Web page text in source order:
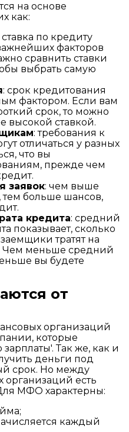
на основе
как:
ставка по кредиту
факторов
сравнить ставки
выбрать самую
: срок кредитования
фактором. Если вам
срок, то можно
высокой ставкой.
: требования к
отличаться у разных
что вы
прежде чем
заявок: чем выше
больше шансов,
кредита: средний
показывает, сколько
тратят на
Чем меньше средний
вы будете
от
организаций
которые
Так же, как и
деньги под
срок. Но между
есть
МФО характерны:
каждый